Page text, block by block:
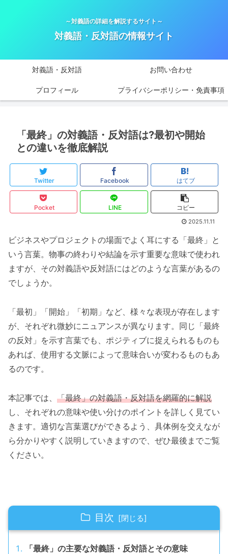
～対義語の詳細を解説するサイト～
対義語・反対語の情報サイト
対義語・反対語 お問い合わせ
プロフィール プライバシーポリシー・免責事項
「最終」の対義語・反対語は?最初や開始
との違いを徹底解説
Twitter Facebook はてブ
Pocket LINE コピー
2025.11.11
ビジネスやプロジェクトの場面でよく耳にする「最終」と
いう言葉。物事の終わりや結論を示す重要な意味で使われ
ますが、その対義語や反対語にはどのような言葉があるの
でしょうか。
「最初」「開始」「初期」など、様々な表現が存在します
が、それぞれ微妙にニュアンスが異なります。同じ「最終
の反対」を示す言葉でも、ポジティブに捉えられるものも
あれば、使用する文脈によって意味合いが変わるものもあ
るのです。
本記事では、 「最終」の対義語・反対語を網羅的に解説
し、それぞれの意味や使い分けのポイントを詳しく見てい
きます。適切な言葉選びができるよう、具体例を交えなが
ら分かりやすく説明していきますので、ぜひ最後までご覧
ください。
目次
「最終」の主要な対義語・反対語とその意味